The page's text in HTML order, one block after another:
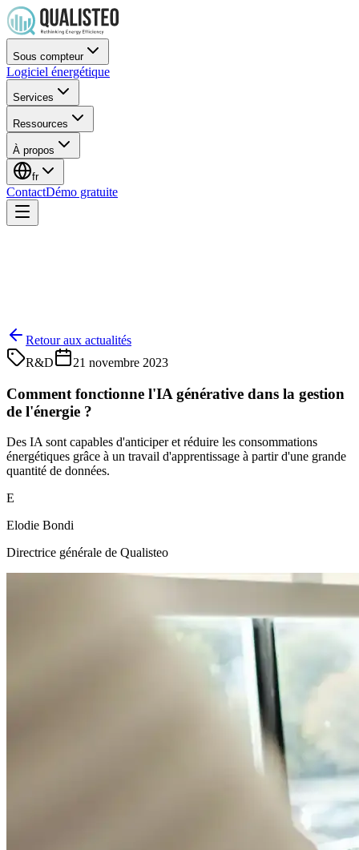
Sous compteur
Logiciel énergétique
Services
Ressources
À propos
fr
ContactDémo gratuite
Retour aux actualités
R&D
21 novembre 2023
Comment fonctionne l'IA générative dans la gestion
de l'énergie ?
Des IA sont capables d'anticiper et réduire les consommations
énergétiques grâce à un travail d'apprentissage à partir d'une grande
quantité de données.
E
Elodie Bondi
Directrice générale de Qualisteo